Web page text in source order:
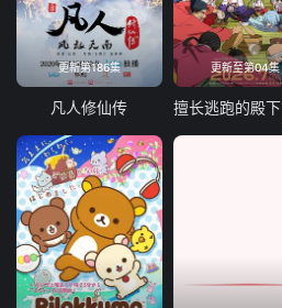
更新第186集
凡人修仙传
更新至第04集